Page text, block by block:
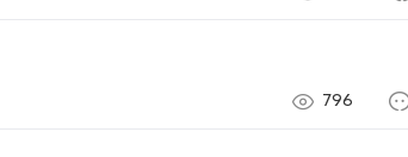
796